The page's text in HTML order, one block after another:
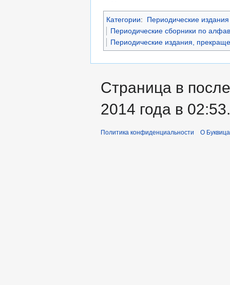
Категории:
Периодические
Периодические сборники по
Периодические издания,
Страница в
2014 года в 02:53.
Политика конфиденциальности О Буквица